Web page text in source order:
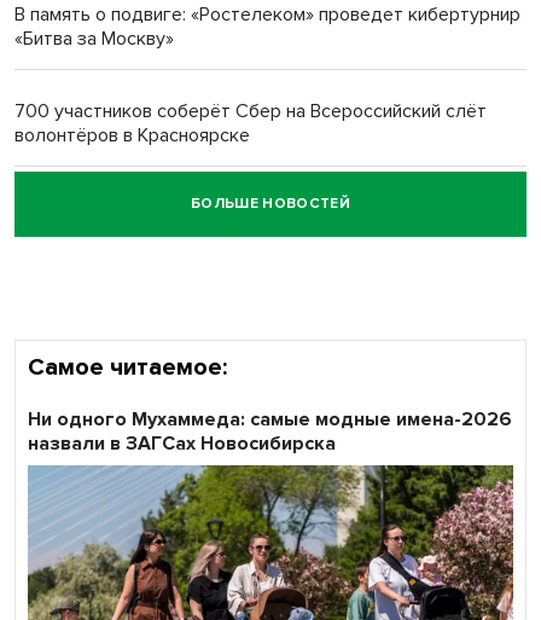
Обновлённое отделение ВТБ открылось в Искитиме
В память о подвиге: «Ростелеком» проведет кибертурнир
«Битва за Москву»
700 участников соберёт Сбер на Всероссийский слёт
волонтёров в Красноярске
Честный выбор: видеонаблюдение обеспечит
объективность результатов ЕДГ в Новосибирской
БОЛЬШЕ НОВОСТЕЙ
Самое читаемое:
Ни одного Мухаммеда: самые модные имена-2026
назвали в ЗАГСах Новосибирска